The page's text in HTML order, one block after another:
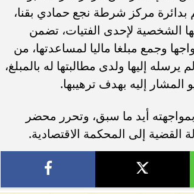
مركز شرطة نجع حمادي بقنا،
الشخصية لإحدى الفتيات، تضمن
وجمع مبلغا ماليا لمساعدتها، من
إليها ولدى مطالبتها له بالمبلغ،
إليه بهدف ترهيبها.
أيد ما سبق، وتحرر محضر
القضية إلى المحكمة الاقتصادية.